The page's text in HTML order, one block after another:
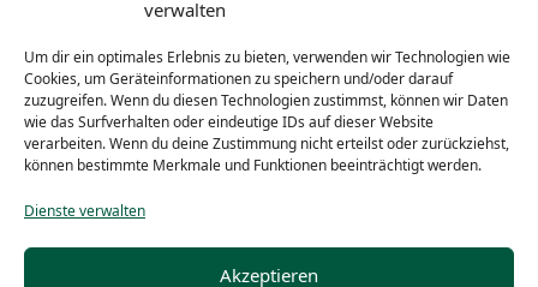
verwalten
Um dir ein optimales Erlebnis zu bieten, verwenden wir Technologien wie
Cookies, um Geräteinformationen zu speichern und/oder darauf
zuzugreifen. Wenn du diesen Technologien zustimmst, können wir Daten
wie das Surfverhalten oder eindeutige IDs auf dieser Website
verarbeiten. Wenn du deine Zustimmung nicht erteilst oder zurückziehst,
können bestimmte Merkmale und Funktionen beeinträchtigt werden.
Dienste verwalten
Akzeptieren
<span
class="nav-
subtitle
reader-
PREVIOUS POST